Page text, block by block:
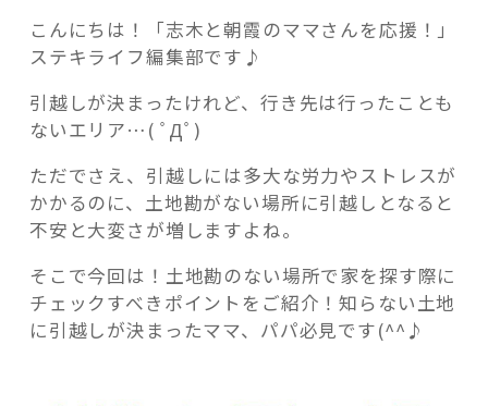
記事検索
こんにちは！「志木と朝霞のママさんを応援！」
ステキライフ編集部です♪
引越しが決まったけれど、行き先は行ったことも
ないエリア…( ﾟДﾟ)
ただでさえ、引越しには多大な労力やストレスが
かかるのに、土地勘がない場所に引越しとなると
不安と大変さが増しますよね。
そこで今回は！土地勘のない場所で家を探す際に
チェックすべきポイントをご紹介！知らない土地
に引越しが決まったママ、パパ必見です(^^♪